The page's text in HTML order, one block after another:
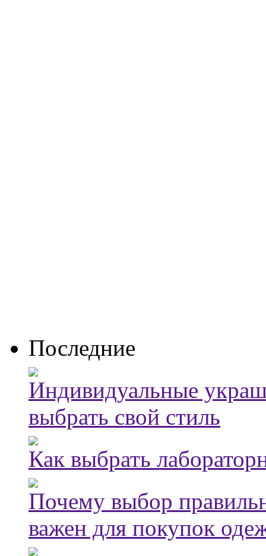
Последние
Индивидуальные
выбрать свой стиль
Как выбрать
Почему выбор
важен для покупок